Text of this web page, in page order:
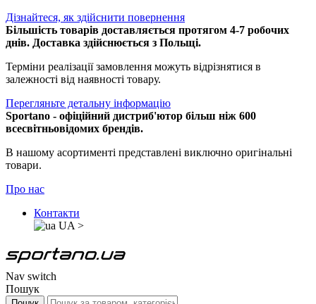
Дізнайтеся, як здійснити повернення
Більшість товарів доставляється протягом 4-7 робочих
днів. Доставка здійснюється з Польщі.
Терміни реалізації замовлення можуть відрізнятися в
залежності від наявності товару.
Перегляньте детальну інформацію
Sportano - офіційний дистриб'ютор більш ніж 600
всесвітньовідомих брендів.
В нашому асортименті представлені виключно оригінальні
товари.
Про нас
Контакти
UA >
Nav switch
Пошук